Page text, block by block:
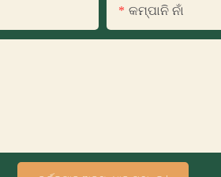
କମ୍ପାନି ନାଁ